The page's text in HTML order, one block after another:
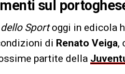
sul
Sportoggi in edicola
di Renato Veiga,
partite della